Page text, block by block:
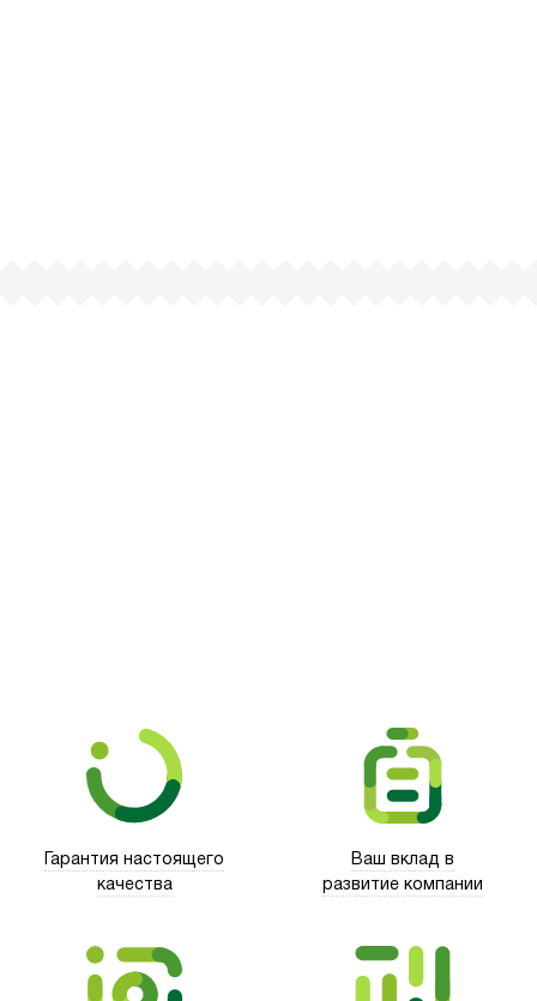
Гарантия настоящего
качества
Ваш вклад в
развитие компании